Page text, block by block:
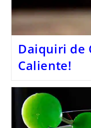
Daiquiri de
Caliente!